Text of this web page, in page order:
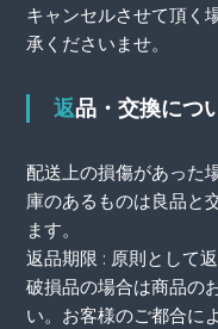
キャンセルさせて頂く
承くださいませ。
返品・交換につ
配送上の損傷があった
庫のあるものは良品と
ます。
返品期限 : 原則として
破損品の場合は商品の
い。お客様のご都合に